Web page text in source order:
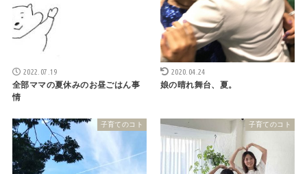
2022.07.19
全部ママの夏休みのお昼ごはん事
情
2020.04.24
娘の晴れ舞台、夏。
子育てのコト 子育てのコト